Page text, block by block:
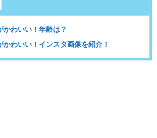
かわいい！年齢は？
かわいい！インスタ画像を紹介！